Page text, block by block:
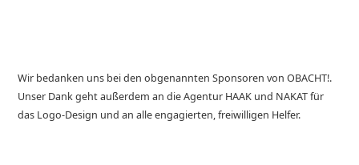
Wir bedanken uns bei den obgenannten Sponsoren von OBACHT!.
Unser Dank geht außerdem an die Agentur HAAK und NAKAT für
das Logo-Design und an alle engagierten, freiwilligen Helfer.